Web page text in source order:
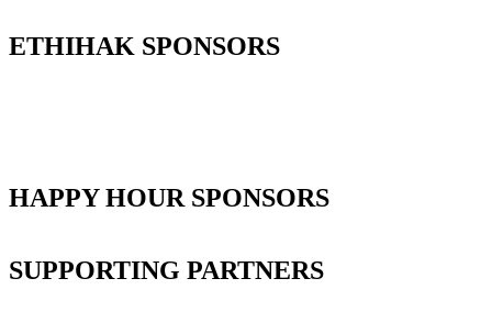
ETHIHAK SPONSORS
HAPPY HOUR SPONSORS
SUPPORTING PARTNERS